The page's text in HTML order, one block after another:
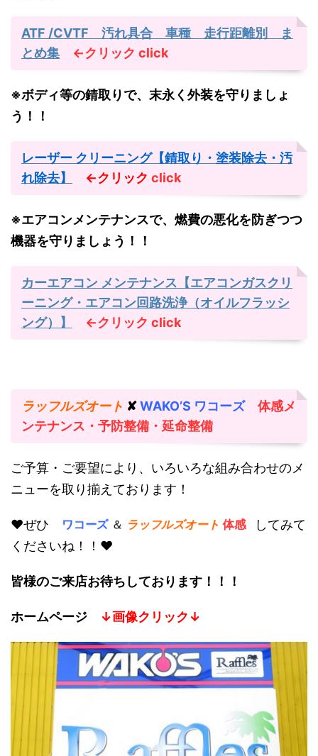
ATF /CVTF 汚れ具合 車種 走行距離別 ま
とめ集
←クリック click
※ボディ等の錆取りで、末永く外装を守りましょ
う！！
レーザー クリーニング【錆取り・塗装除去・汚
れ除去】
←クリック click
※エアコンメンテナンスで、燃費の悪化を防ぎつつ
機器を守りましょう！！
カーエアコン メンテナンス【エアコンガスクリ
ーニング・エアコン回路洗浄（オイルフラッシ
ング）】
←クリック click
ラッフルズオート ✘WAKO’S ワコーズ 体感メ
ンテナンス・予防整備・延命整備
ご予算・ご要望により、いろいろな組み合わせのメ
ニューを取り揃えております！
♥ぜひワコーズ＆ ラッフルズオート 体感してみて
くださいね！！♥
皆様のご来店お待ちしております！！！
ホームページ ↓画像クリック↓